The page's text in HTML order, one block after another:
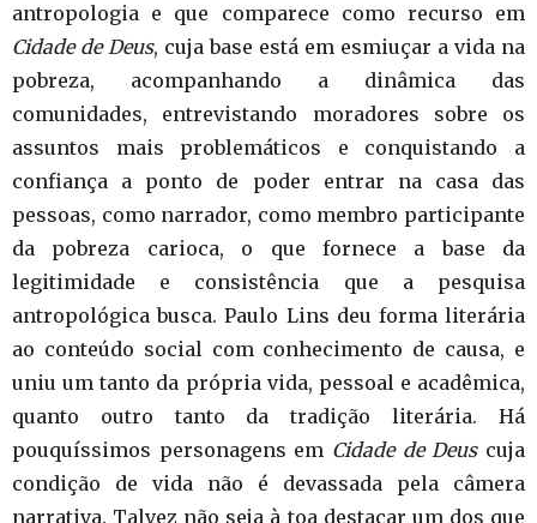
antropologia e que comparece como recurso em
Cidade de Deus, cuja base está em esmiuçar a vida na
pobreza, acompanhando a dinâmica das
comunidades, entrevistando moradores sobre os
assuntos mais problemáticos e conquistando a
confiança a ponto de poder entrar na casa das
pessoas, como narrador, como membro participante
da pobreza carioca, o que fornece a base da
legitimidade e consistência que a pesquisa
antropológica busca. Paulo Lins deu forma literária
ao conteúdo social com conhecimento de causa, e
uniu um tanto da própria vida, pessoal e acadêmica,
quanto outro tanto da tradição literária. Há
pouquíssimos personagens em Cidade de Deuscuja
condição de vida não é devassada pela câmera
narrativa. Talvez não seja à toa destacar um dos que